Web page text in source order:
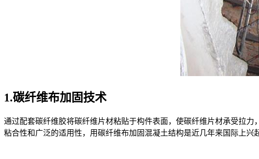
1.碳纤维布加固技术
通过配套碳纤维胶将碳纤维片材粘贴于构件表面，使碳纤维片材承受拉
粘合性和广泛的适用性，用碳纤维布加固混凝土结构是近几年来国际上兴